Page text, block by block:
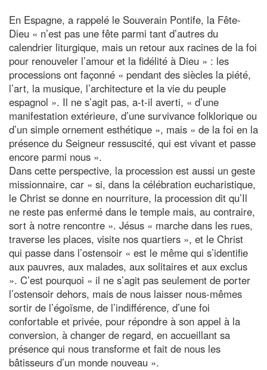
En Espagne, a rappelé le Souverain Pontife, la Fête-
Dieu « n’est pas une fête parmi tant d’autres du
calendrier liturgique, mais un retour aux racines de la foi
pour renouveler l’amour et la fidélité à Dieu » : les
processions ont façonné « pendant des siècles la piété,
l’art, la musique, l’architecture et la vie du peuple
espagnol ». Il ne s’agit pas, a-t-il averti, « d’une
manifestation extérieure, d’une survivance folklorique ou
d’un simple ornement esthétique », mais « de la foi en la
présence du Seigneur ressuscité, qui est vivant et passe
encore parmi nous ».
Dans cette perspective, la procession est aussi un geste
missionnaire, car « si, dans la célébration eucharistique,
le Christ se donne en nourriture, la procession dit qu’Il
ne reste pas enfermé dans le temple mais, au contraire,
sort à notre rencontre ». Jésus « marche dans les rues,
traverse les places, visite nos quartiers », et le Christ
qui passe dans l’ostensoir « est le même qui s’identifie
aux pauvres, aux malades, aux solitaires et aux exclus
». C’est pourquoi « il ne s’agit pas seulement de porter
l’ostensoir dehors, mais de nous laisser nous-mêmes
sortir de l’égoïsme, de l’indifférence, d’une foi
confortable et privée, pour répondre à son appel à la
conversion, à changer de regard, en accueillant sa
présence qui nous transforme et fait de nous les
bâtisseurs d’un monde nouveau ».